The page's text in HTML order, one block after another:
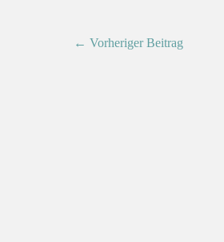
← Vorheriger Beitrag